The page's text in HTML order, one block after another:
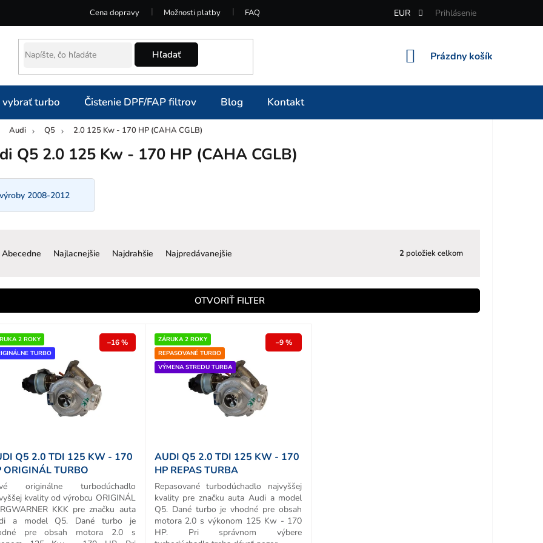
Cena dopravy Možnosti platby FAQ EUR Prihlásenie
Hľadať
NÁKUPNÝ
Prázdny košík
turbo Čistenie DPF/FAP filtrov Blog Kontakt
Audi Q5 2.0 125 Kw - 170 HP (CAHA CGLB)
Q5 2.0 125 Kw - 170 HP (CAHA CGLB)
2008-2012
Abecedne Najlacnejšie Najdrahšie Najpredávanejšie 2 položiek celkom
OTVORIŤ FILTER
2 ROKY
TURBO
–16 %
Q5 2.0 TDI 125 KW - 170
ORIGINÁL TURBO
originálne turbodúchadlo
kvality od výrobcu ORIGINÁL
KKK pre značku auta
a model Q5. Dané turbo je
pre obsah motora 2.0 s
ZÁRUKA 2 ROKY
REPASOVANÉ TURBO
VÝMENA STREDU TURBA
–9 %
AUDI Q5 2.0 TDI 125 KW - 170
HP REPAS TURBA
Repasované turbodúchadlo najvyššej
kvality pre značku auta Audi a model
Q5. Dané turbo je vhodné pre obsah
motora 2.0 s výkonom 125 Kw - 170
HP. Pri správnom výbere